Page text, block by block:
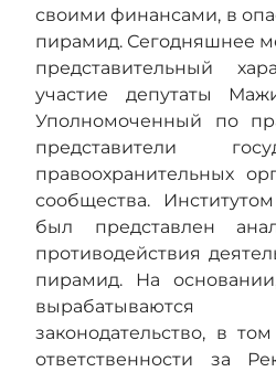
своими финансами, в
пирамид. Сегодняшнее
представительный
участие депутаты
Уполномоченный по
представители
правоохранительных
сообщества.
был представлен
противодействия
пирамид. На
законодательство, в
ответственности за